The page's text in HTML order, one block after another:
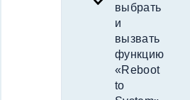
выбрать
и
вызвать
функцию
«Reboot
to